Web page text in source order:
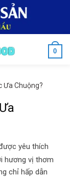
0
Ưa Chuộng?
yêu thích
hương vị thơm
chỉ hấp dẫn